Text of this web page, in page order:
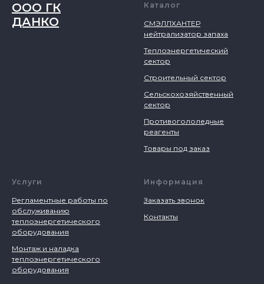
ООО ГК
ДАНКО
Каталог
СМЭЛЛХАНТЕР
нейтрализатор запаха
Теплоэнергетический
сектор
Строительный сектор
Сельскохозяйственный
сектор
Противогололедные
реагенты
Товары под заказ
Услуги
Регламентные работы по
обслуживанию
теплоэнергетического
оборудования
Монтаж и наладка
теплоэнергетического
оборудования
Информация
Заказать звонок
Контакты